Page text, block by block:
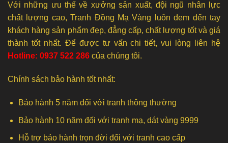
Với những ưu thế về xưởng sản xuất, đội ngũ nhân lực
chất lượng cao, Tranh Đồng Mạ Vàng luôn đem đến tay
khách hàng sản phẩm đẹp, đẳng cấp, chất lượng tốt và giá
thành tốt nhất. Để được tư vấn chi tiết, vui lòng liên hệ
Hotline: 0937 522 286 của chúng tôi.
Chính sách bảo hành tốt nhất:
Bảo hành 5 năm đối với tranh thông thường
Bảo hành 10 năm đối với tranh mạ, dát vàng 9999
Hỗ trợ bảo hành trọn đời đối với tranh cao cấp